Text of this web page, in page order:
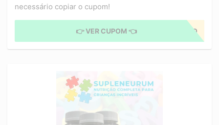
necessário copiar o cupom!
CUPOM APLICADO
👉 VER CUPOM 👈